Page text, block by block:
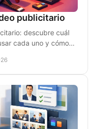
publicitario
descubre cuál
cada uno y cómo